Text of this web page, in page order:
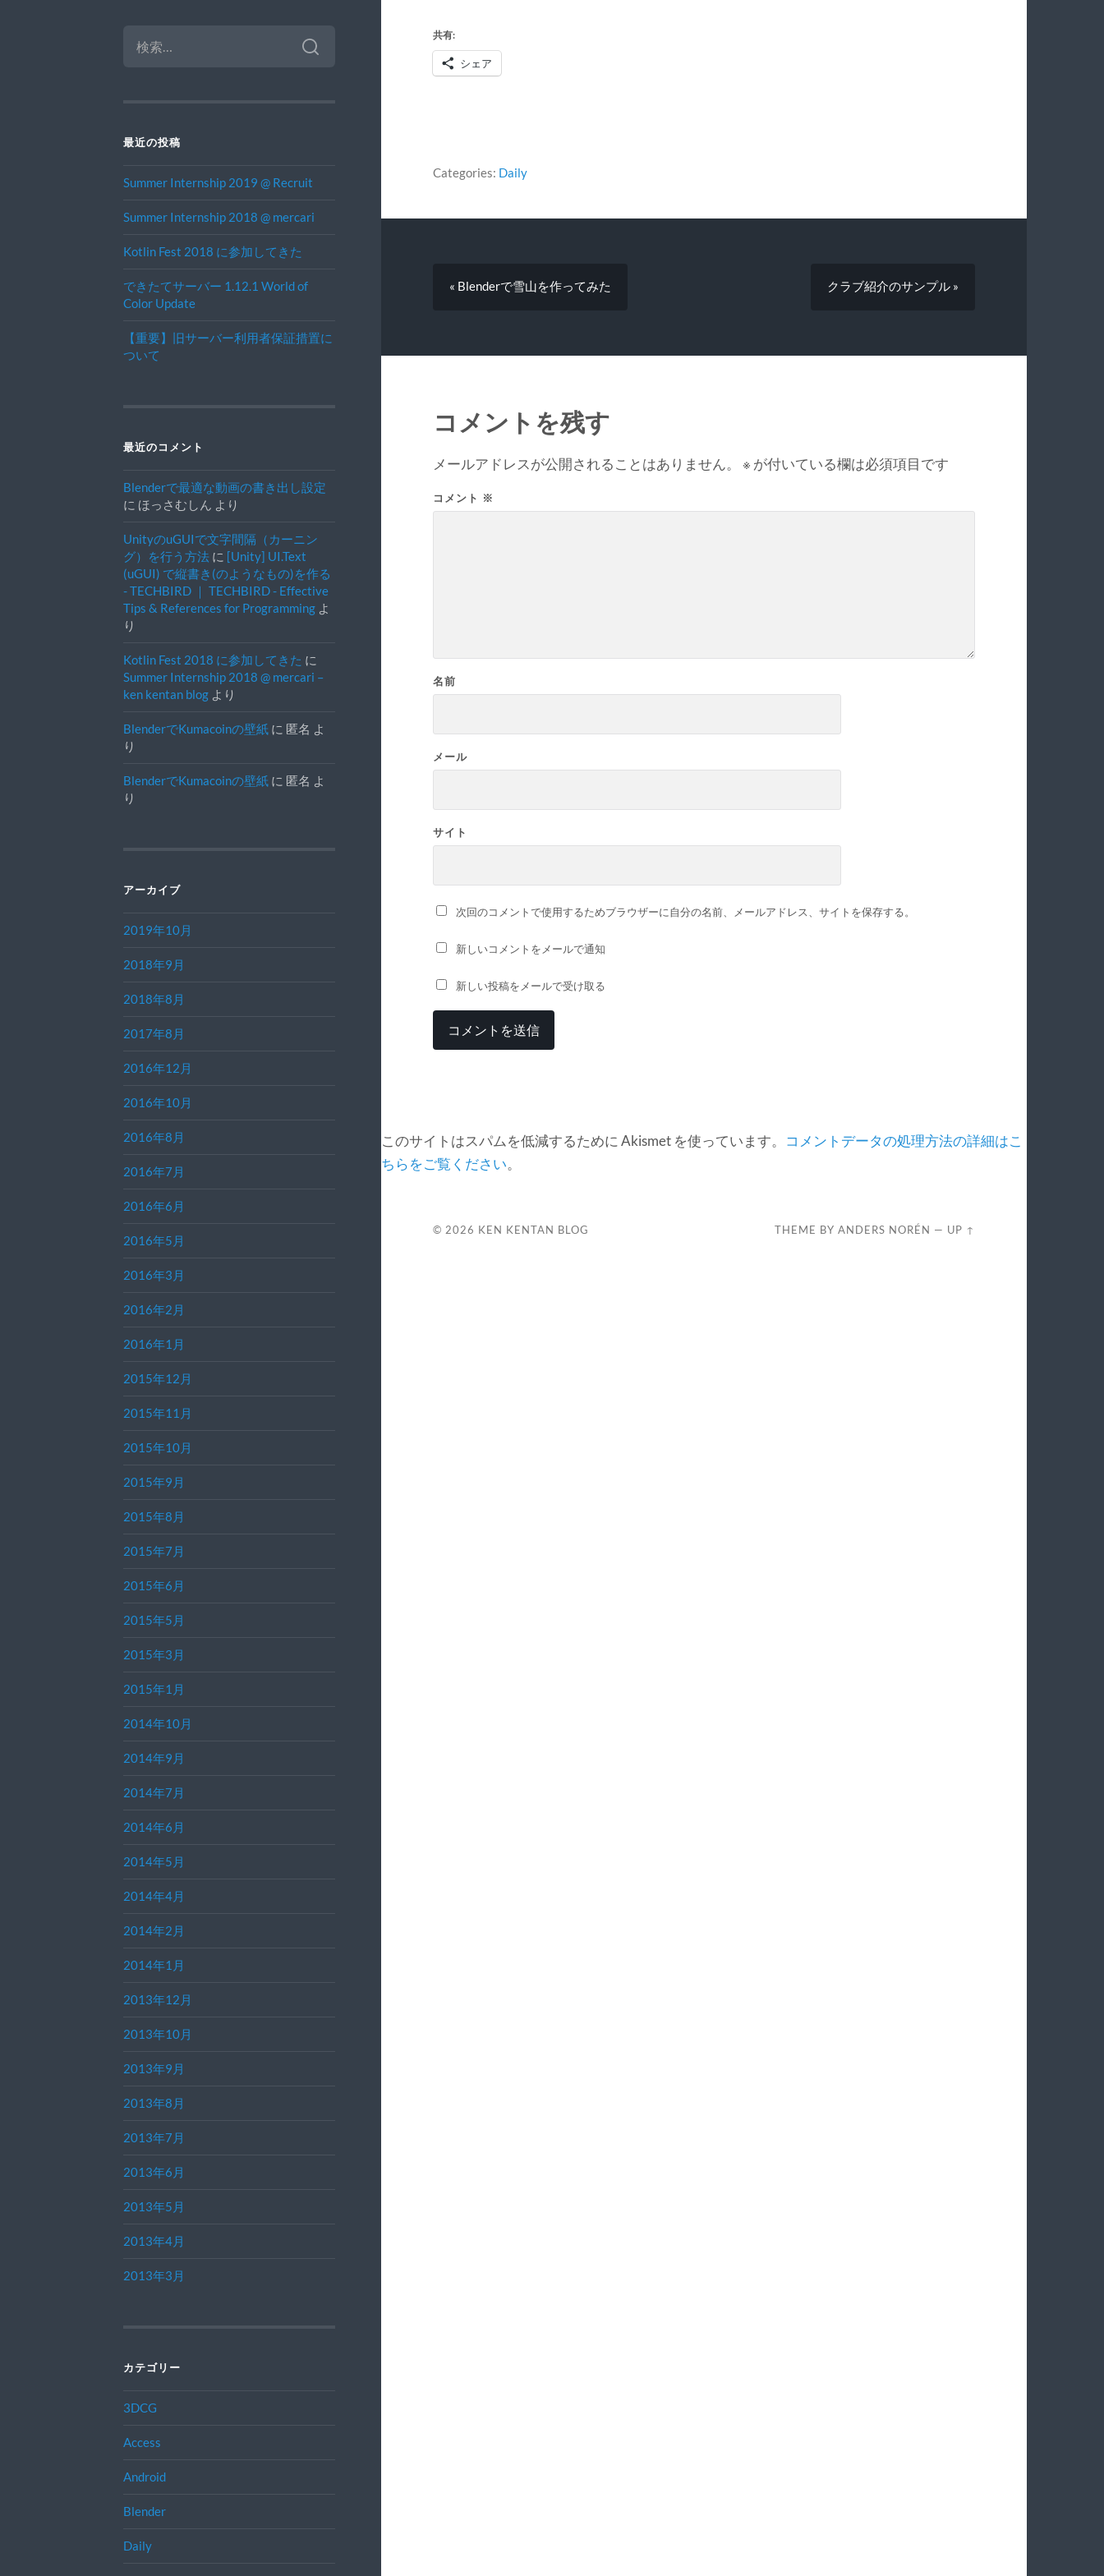
索:
最近の投稿
Summer Internship 2019 @ Recruit
Summer Internship 2018 @ mercari
Kotlin Fest 2018 に参加してきた
できたてサーバー 1.12.1 World of
Color Update
【重要】旧サーバー利用者保証措置に
ついて
最近のコメント
Blenderで最適な動画の書き出し設定
に ほっさむしん より
UnityのuGUIで文字間隔（カーニン
グ）を行う方法に [Unity] UI.Text
(uGUI) で縦書き(のようなもの)を作る
- TECHBIRD ｜ TECHBIRD - Effective
Tips & References for Programmingよ
り
Kotlin Fest 2018 に参加してきた に
Summer Internship 2018 @ mercari –
ken kentan blogより
BlenderでKumacoinの壁紙 に 匿名 よ
り
BlenderでKumacoinの壁紙 に 匿名 よ
り
アーカイブ
2019年10月
2018年9月
2018年8月
2017年8月
2016年12月
2016年10月
2016年8月
2016年7月
2016年6月
2016年5月
2016年3月
2016年2月
2016年1月
2015年12月
2015年11月
2015年10月
2015年9月
2015年8月
2015年7月
2015年6月
2015年5月
2015年3月
2015年1月
2014年10月
2014年9月
2014年7月
2014年6月
2014年5月
2014年4月
2014年2月
2014年1月
2013年12月
2013年10月
2013年9月
2013年8月
2013年7月
2013年6月
2013年5月
2013年4月
2013年3月
カテゴリー
3DCG
Access
Android
Blender
Daily
共有:
シェア
Categories: Daily
« Blenderで雪山を作ってみた クラブ紹介のサンプル »
コメントを残す
メールアドレスが公開されることはありません。 ※ が付いている欄は必須項目です
コメント ※
名前
メール
サイト
次回のコメントで使用するためブラウザーに自分の名前、メールアドレス、サイトを保存する。
新しいコメントをメールで通知
新しい投稿をメールで受け取る
このサイトはスパムを低減するために Akismet を使っています。 コメントデータの処理方法の詳細はこ
ちらをご覧ください。
© 2026 KEN KENTAN BLOG THEME BYANDERS NORÉN — UP ↑